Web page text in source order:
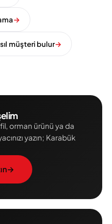
→
müşteri bulur→
orman ürünü ya da
yazın; Karabük
→